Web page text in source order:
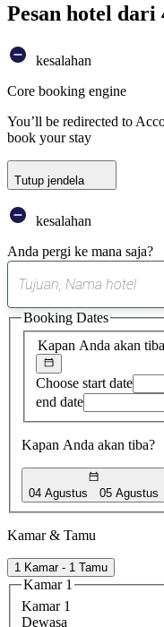
Pesan hotel
kesalahan
Core booking engine
You’ll be redirected to
book your stay
Tutup jendela
kesalahan
Anda pergi ke mana saja?
Kapan Anda akan
Choose start date
end date
Kapan Anda akan tiba?
04 Agustus 05 Agustus
Booking Dates
Kamar & Tamu
1 Kamar - 1 Tamu
Kamar 1
Kamar 1
Dewasa